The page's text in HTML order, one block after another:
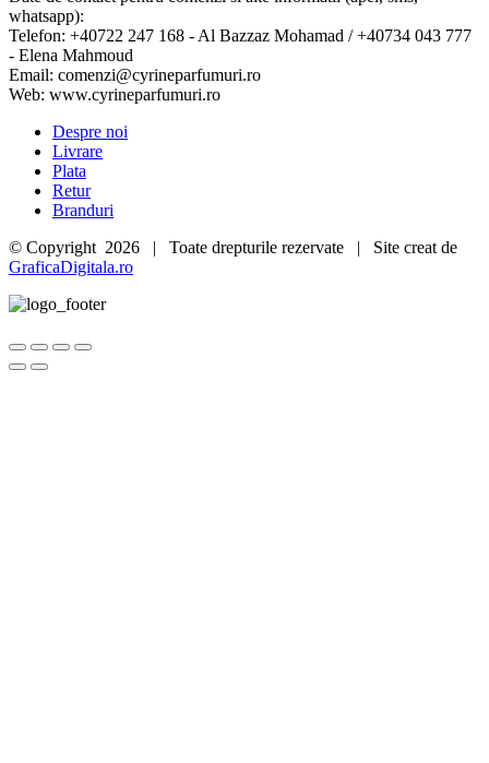
whatsapp):
Telefon: +40722 247 168 - Al Bazzaz Mohamad / +40734 043 777
- Elena Mahmoud
Email: comenzi@cyrineparfumuri.ro
Web: www.cyrineparfumuri.ro
Despre noi
Livrare
Plata
Retur
Branduri
© Copyright 2026 | Toate drepturile rezervate | Site creat de
GraficaDigitala.ro